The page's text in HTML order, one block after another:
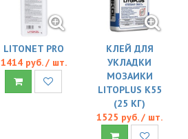
LITONET PRO
1414 руб. / шт.
КЛЕЙ ДЛЯ
УКЛАДКИ
МОЗАИКИ
LITOPLUS K55
(25 КГ)
1525 руб. / шт.